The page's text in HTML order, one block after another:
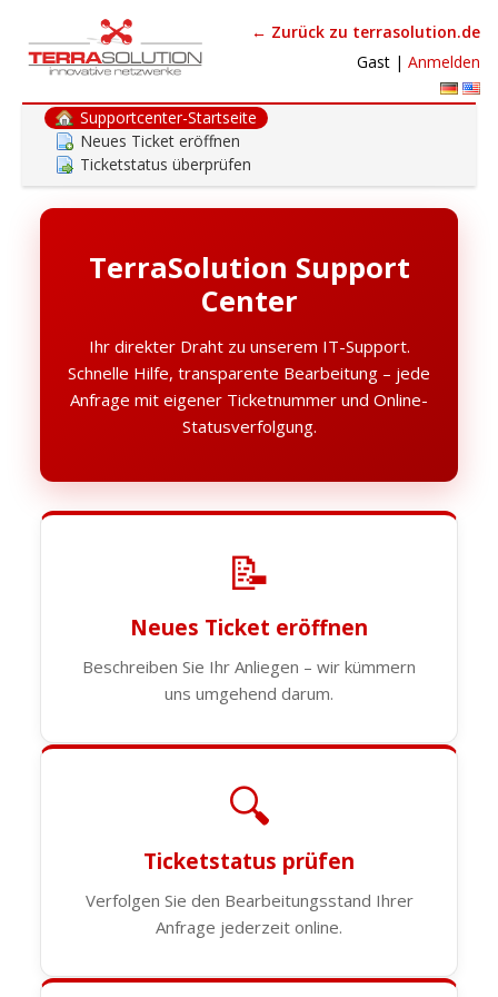
← Zurück zu terrasolution.de
Gast | Anmelden
Supportcenter-Startseite
Neues Ticket eröffnen
Ticketstatus überprüfen
TerraSolution Support
Center
Ihr direkter Draht zu unserem IT-Support.
Schnelle Hilfe, transparente Bearbeitung – jede
Anfrage mit eigener Ticketnummer und Online-
Statusverfolgung.
📝
Neues Ticket eröffnen
Beschreiben Sie Ihr Anliegen – wir kümmern
uns umgehend darum.
🔍
Ticketstatus prüfen
Verfolgen Sie den Bearbeitungsstand Ihrer
Anfrage jederzeit online.